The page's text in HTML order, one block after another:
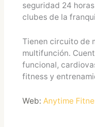
seguridad 24
clubes de la
Tienen circuito de
multifunción.
funcional,
fitness y
Web: Anytime